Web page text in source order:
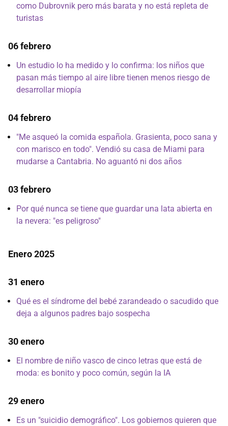
como Dubrovnik pero más barata y no está repleta de
turistas
06 febrero
Un estudio lo ha medido y lo confirma: los niños que
pasan más tiempo al aire libre tienen menos riesgo de
desarrollar miopía
04 febrero
"Me asqueó la comida española. Grasienta, poco sana y
con marisco en todo". Vendió su casa de Miami para
mudarse a Cantabria. No aguantó ni dos años
03 febrero
Por qué nunca se tiene que guardar una lata abierta en
la nevera: "es peligroso"
Enero 2025
31 enero
Qué es el síndrome del bebé zarandeado o sacudido que
deja a algunos padres bajo sospecha
30 enero
El nombre de niño vasco de cinco letras que está de
moda: es bonito y poco común, según la IA
29 enero
Es un "suicidio demográfico". Los gobiernos quieren que